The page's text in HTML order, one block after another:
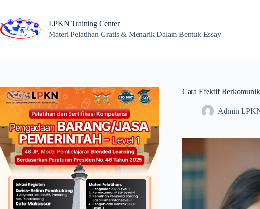
content
LPKN Training Center
Materi Pelatihan Gratis & Menarik Dalam Bentuk Essay
Cara Efektif
Admin